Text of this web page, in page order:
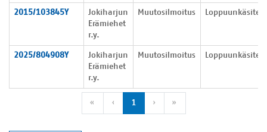
2015/103845Y
Jokiharjun
Erämiehet
r.y.
Muutosilmoitus
2025/804908Y
Jokiharjun
Erämiehet
r.y.
Muutosilmoitus
« Ensimmäinen sivu
‹Edellinen sivu
1 ›Seuraava sivu
»